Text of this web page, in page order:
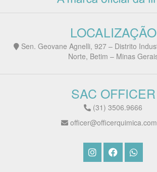
LOCALIZAÇÃO
Sen. Geovane Agnelli, 927 – Distrito
Norte, Betim – Minas
SAC OFFICER
(31) 3506.9666